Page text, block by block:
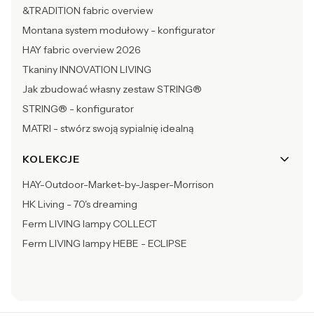
&TRADITION fabric overview
Montana system modułowy - konfigurator
HAY fabric overview 2026
Tkaniny INNOVATION LIVING
Jak zbudować własny zestaw STRING®
STRING® - konfigurator
MATRI - stwórz swoją sypialnię idealną
KOLEKCJE
HAY-Outdoor-Market-by-Jasper-Morrison
HK Living - 70's dreaming
Ferm LIVING lampy COLLECT
Ferm LIVING lampy HEBE - ECLIPSE